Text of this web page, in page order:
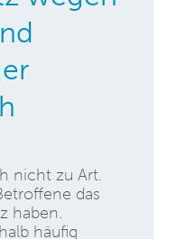
nicht zu Art.
das
haben.
häufig